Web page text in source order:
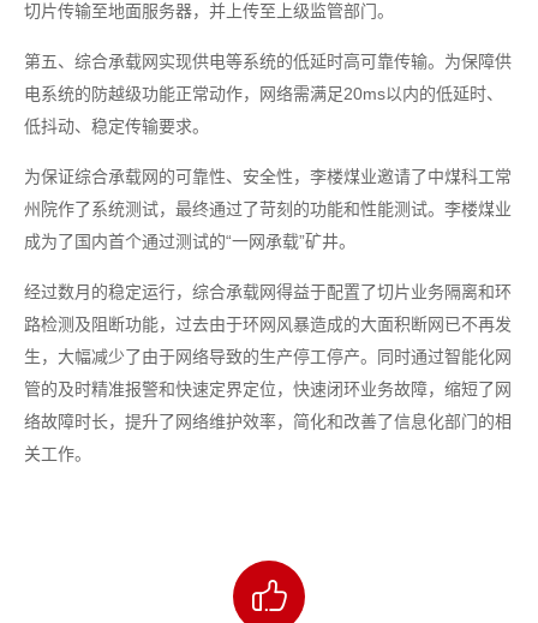
切片传输至地面服务器，并上传至上级监管部门。
第五、综合承载网实现供电等系统的低延时高可靠传输。为保障供
电系统的防越级功能正常动作，网络需满足20ms以内的低延时、
低抖动、稳定传输要求。
为保证综合承载网的可靠性、安全性，李楼煤业邀请了中煤科工常
州院作了系统测试，最终通过了苛刻的功能和性能测试。李楼煤业
成为了国内首个通过测试的“一网承载”矿井。
经过数月的稳定运行，综合承载网得益于配置了切片业务隔离和环
路检测及阻断功能，过去由于环网风暴造成的大面积断网已不再发
生，大幅减少了由于网络导致的生产停工停产。同时通过智能化网
管的及时精准报警和快速定界定位，快速闭环业务故障，缩短了网
络故障时长，提升了网络维护效率，简化和改善了信息化部门的相
关工作。